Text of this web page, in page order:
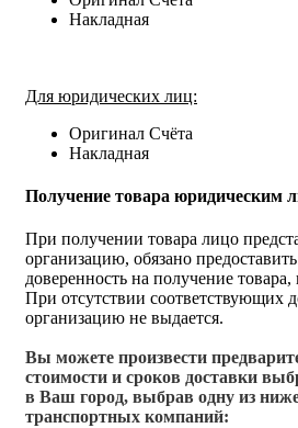
Накладная
Для юридических лиц:
Оригинал Счёта
Накладная
Получение товара юридическим
При получении товара лицо
организацию, обязано
доверенность на получение товара,
При отсутствии соответствующих
организацию не выдается.
Вы можете произвести
стоимости и сроков доставки
в Ваш город, выбрав одну из
транспортных компаний: